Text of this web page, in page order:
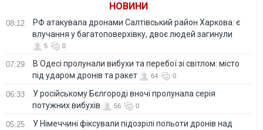
фонду батальйону
"Донбас"
ООС – Іловайську
трагедію
НОВИНИ
08:12
РФ атакувала дронами Салтівський район Харкова: є
влучання у багатоповерхівку, двоє людей загинули
5 0
07:29
В Одесі пролунали вибухи та перебої зі світлом: місто
під ударом дронів та ракет
64 0
06:33
У російському Бєлгороді вночі пролунала серія
потужних вибухів
56 0
05:25
У Німеччині фіксували підозрілі польоти дронів над